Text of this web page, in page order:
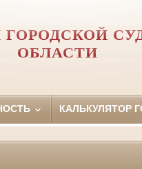
ОБЛАСТИ
КАЛЬКУЛЯТОР